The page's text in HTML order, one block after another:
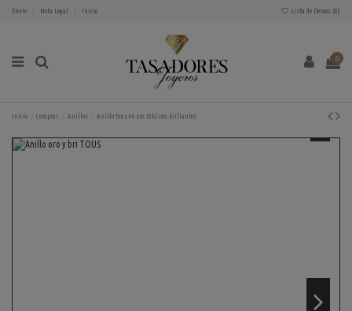
Envío Nota Legal Inicio Lista de Deseos (0)
0
Inicio Comprar Anillos Anillo Tous en oro 18kt con brillantes